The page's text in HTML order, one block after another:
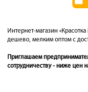
Интернет-магазин
дешево, мелким оптом с
Приглашаем
сотрудничеству - ниже цен